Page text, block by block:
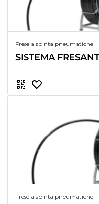
Frese a spinta pneumatiche
SISTEMA
Frese a spinta pneumatiche